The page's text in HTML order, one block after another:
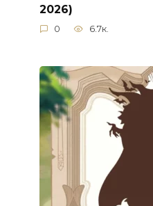
2026)
0 6.7к.